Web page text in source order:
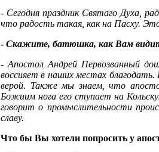
- Сегодня праздник Святаго Духа,
что радость такая, как на Пасху.
- Скажите, батюшка, как Вам
-Апостол Андрей Первозванный
воссияет в наших местах благодать.
верой. Также мы знаем, что
Божиим нога его ступает на
говорит о промыслительности
славу.
Что бы Вы хотели попросить у